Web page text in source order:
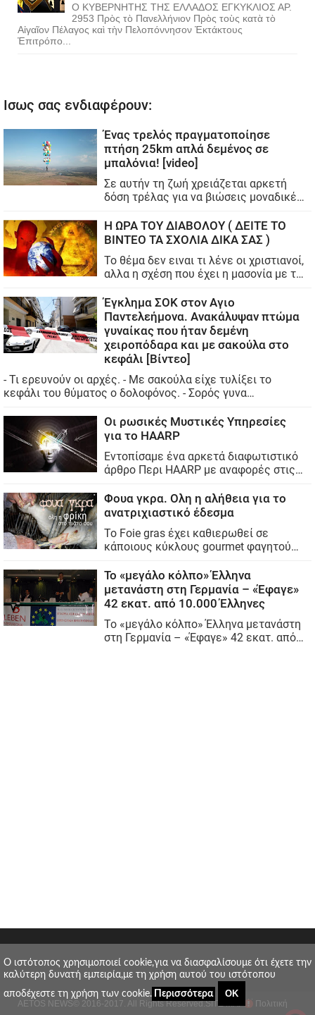
Ο ΚΥΒΕΡΝΗΤΗΣ ΤΗΣ ΕΛΛΑΔΟΣ ΕΓΚΥΚΛΙΟΣ ΑΡ.
2953 Πρὸς τὸ Πανελλήνιον Πρὸς τοὺς κατὰ τὸ
Αἰγαῖον Πέλαγος καὶ τὴν Πελοπόννησον Ἐκτάκτους
Ἐπιτρόπο...
AETOS NEWS © 2016-2017. All Rights Reserved.SITE MAP Πολιτική
O ιστότοπος χρησιμοποιεί cookie,για να διασφαλίσουμε ότι έχετε την
καλύτερη δυνατή εμπειρία,με τη χρήση αυτού του ιστότοπου
αποδέχεστε τη χρήση των cookie.
Περισσότερα ΟΚ